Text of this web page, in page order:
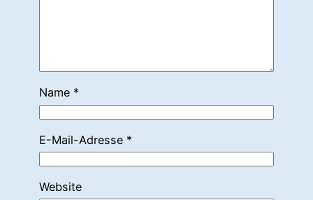
Name *
E-Mail-Adresse *
Website